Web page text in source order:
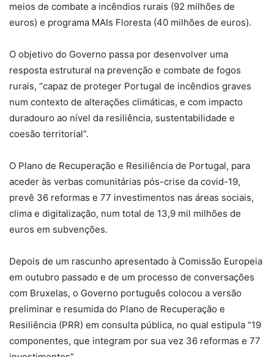
meios de combate a incêndios rurais (92 milhões de
euros) e programa MAIs Floresta (40 milhões de euros).
O objetivo do Governo passa por desenvolver uma
resposta estrutural na prevenção e combate de fogos
rurais, “capaz de proteger Portugal de incêndios graves
num contexto de alterações climáticas, e com impacto
duradouro ao nível da resiliência, sustentabilidade e
coesão territorial”.
O Plano de Recuperação e Resiliência de Portugal, para
aceder às verbas comunitárias pós-crise da covid-19,
prevê 36 reformas e 77 investimentos nas áreas sociais,
clima e digitalização, num total de 13,9 mil milhões de
euros em subvenções.
Depois de um rascunho apresentado à Comissão Europeia
em outubro passado e de um processo de conversações
com Bruxelas, o Governo português colocou a versão
preliminar e resumida do Plano de Recuperação e
Resiliência (PRR) em consulta pública, no qual estipula “19
componentes, que integram por sua vez 36 reformas e 77